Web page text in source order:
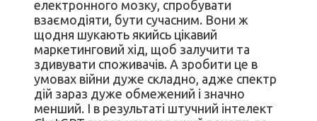
електронного мозку, спробувати
взаємодіяти, бути сучасним. Вони ж
щодня шукають якийсь цікавий
маркетинговий хід, щоб залучити та
здивувати споживачів. А зробити це в
умовах війни дуже складно, адже спектр
дій зараз дуже обмежений і значно
менший. І в результаті штучний інтелект